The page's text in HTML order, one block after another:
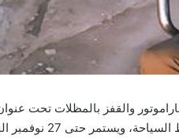
والقفز بالمظلات تحت